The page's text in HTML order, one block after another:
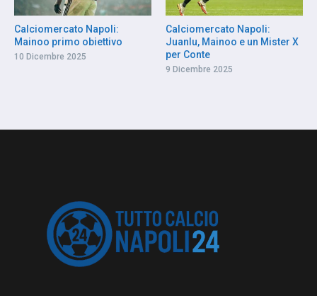
Calciomercato Napoli:
Mainoo primo obiettivo
10 Dicembre 2025
Calciomercato Napoli:
Juanlu, Mainoo e un Mister X
per Conte
9 Dicembre 2025